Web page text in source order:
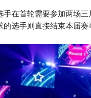
手在首轮需要参加两场
选手则直接结束本届赛